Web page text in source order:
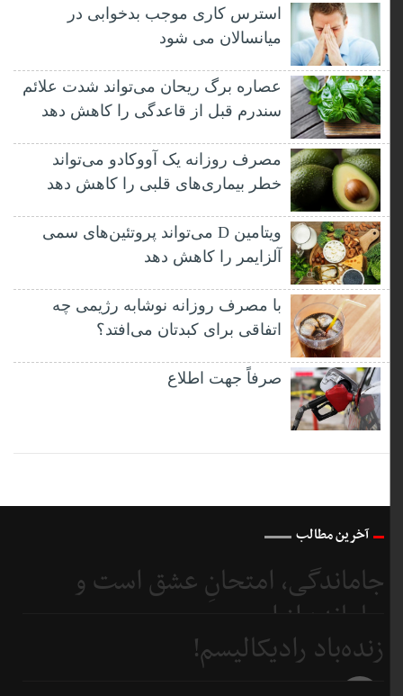
استرس کاری موجب بدخوابی در
میانسالان می شود
عصاره برگ ریحان می‌تواند شدت علائم
سندرم قبل از قاعدگی را کاهش دهد
مصرف روزانه یک آووکادو می‌تواند
خطر بیماری‌های قلبی را کاهش دهد
ویتامین D می‌تواند پروتئین‌های سمی
آلزایمر را کاهش دهد
با مصرف روزانه نوشابه رژیمی چه
اتفاقی برای کبدتان می‌افتد؟
صرفاً جهت اطلاع
آخرین مطالب
جاماندگی، امتحانِ عشق است و
جامانده از اربعین...
3 روز
زنده‌باد رادیکالیسم!